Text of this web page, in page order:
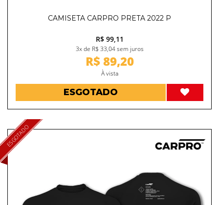
CAMISETA CARPRO PRETA 2022 P
R$ 99,11
3x de R$ 33,04 sem juros
R$ 89,20
À vista
ESGOTADO
ESGOTADO